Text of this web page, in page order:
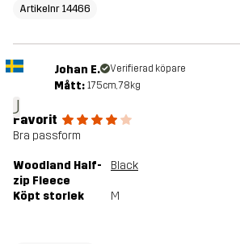
Artikelnr 14466
J
Johan E. Verifierad köpare
Mått: 175cm, 78kg
Favorit
Bra passform
Woodland Half-
zip Fleece
Black
Köpt storlek M